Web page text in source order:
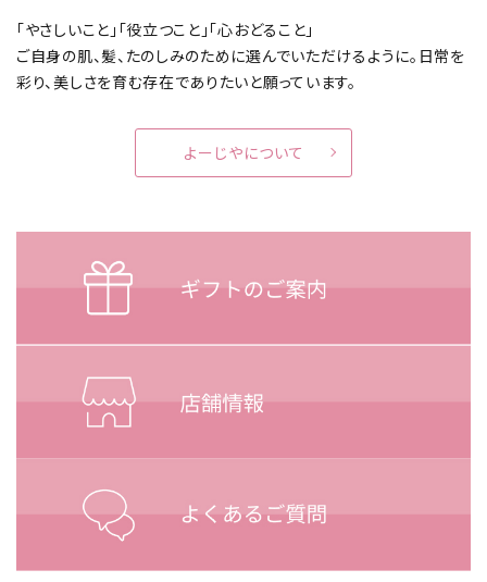
「やさしいこと」「役立つこと」「心おどること」
ご自身の肌、髪、たのしみのために選んでいただけるように。 日常を
彩り、美しさを育む存在でありたいと願っています。
よーじやについて